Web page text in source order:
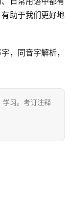
助于我们更好地
，同音字解析，
学习。考订注释